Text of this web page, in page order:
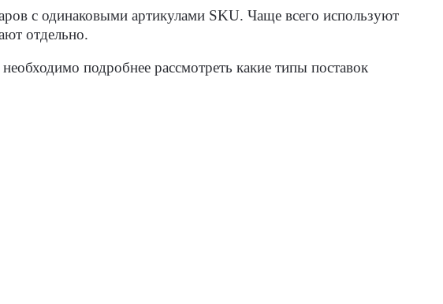
с одинаковыми артикулами SKU. Чаще всего используют
отдельно.
подробнее рассмотреть какие типы поставок